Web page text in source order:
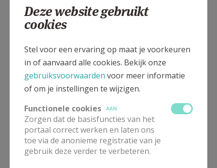
Deze website gebruikt
cookies
Stel voor een ervaring op maat je voorkeuren
in of aanvaard alle cookies. Bekijk onze
gebruiksvoorwaarden voor meer informatie
of om je instellingen te wijzigen.
Functionele cookies
AAN
Zorgen dat de basisfuncties van het
portaal correct werken en laten ons
toe via de anonieme registratie van je
gebruik deze verder te verbeteren.